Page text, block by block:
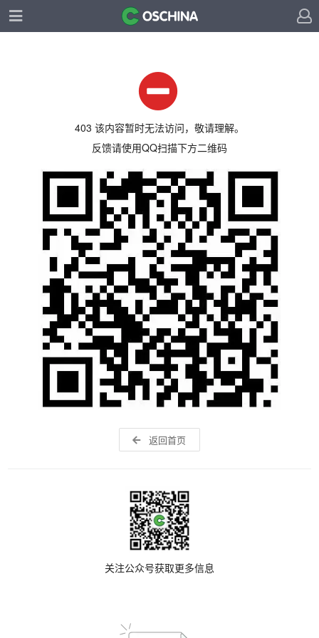
403 该内容暂时无法访问，敬请理解。
反馈请使用QQ扫描下方二维码
返回首页
关注公众号获取更多信息